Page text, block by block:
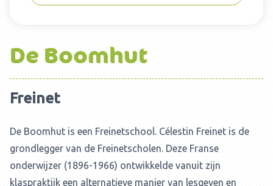
De Boomhut
Freinet
De Boomhut is een Freinetschool. Célestin Freinet is de
grondlegger van de Freinetscholen. Deze Franse
onderwijzer (1896-1966) ontwikkelde vanuit zijn
klaspraktijk een alternatieve manier van lesgeven en